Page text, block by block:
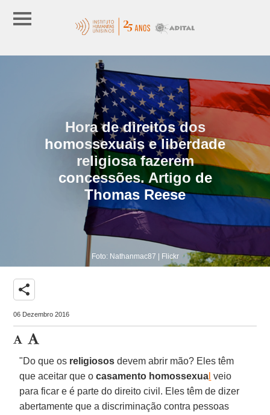
Hora de direitos dos
homossexuais e liberdade
religiosa fazerem
concessões. Artigo de
Thomas Reese
Foto: Nathanmac87 | Flickr
share
06 Dezembro 2016
"Do que os religiosos devem abrir mão? Eles têm
que aceitar que ocasamento homossexua veio
para ficar e é parte do direito civil. Eles têm de dizer
abertamente que a discriminação contra pessoas